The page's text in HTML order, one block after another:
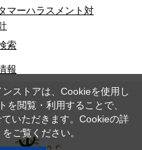
マーハラスメント対
索
報
ストアは、Cookieを使用し
閲覧・利用することで、
いただきます。Cookieの詳
をご覧ください。